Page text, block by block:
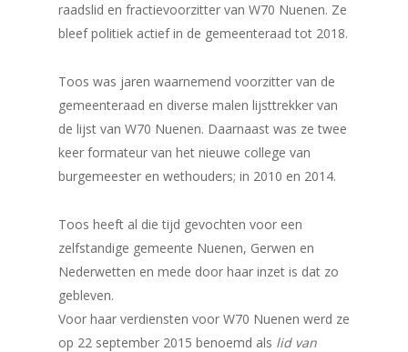
raadslid en fractievoorzitter van W70 Nuenen. Ze
bleef politiek actief in de gemeenteraad tot 2018.
Toos was jaren waarnemend voorzitter van de
gemeenteraad en diverse malen lijsttrekker van
de lijst van W70 Nuenen. Daarnaast was ze twee
keer formateur van het nieuwe college van
burgemeester en wethouders; in 2010 en 2014.
Toos heeft al die tijd gevochten voor een
zelfstandige gemeente Nuenen, Gerwen en
Nederwetten en mede door haar inzet is dat zo
gebleven.
Voor haar verdiensten voor W70 Nuenen werd ze
op 22 september 2015 benoemd als lid van